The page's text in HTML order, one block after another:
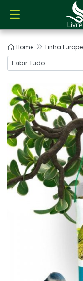
Home Linha Europe